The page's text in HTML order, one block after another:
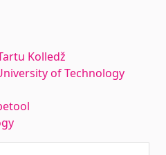
Kolledž
of Technology